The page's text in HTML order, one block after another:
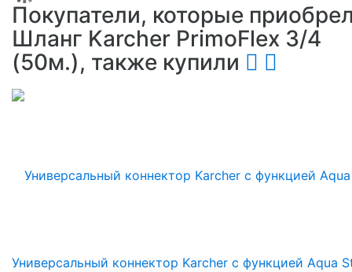
Покупатели, которые
Шланг Karcher PrimoFlex 3/4
(50м.), также купили
Универсальный коннектор Karcher с функцией Aqua